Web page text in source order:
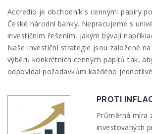
Accredio je obchodník s cennými papíry
České národní banky. Nepracujeme s
investičním řešením, jakým bývají
Naše investiční strategie jsou založené
výběru konkrétních cenných papírů tak,
odpovídal požadavkům každého
PROTI
Průměrná míra
investovaných